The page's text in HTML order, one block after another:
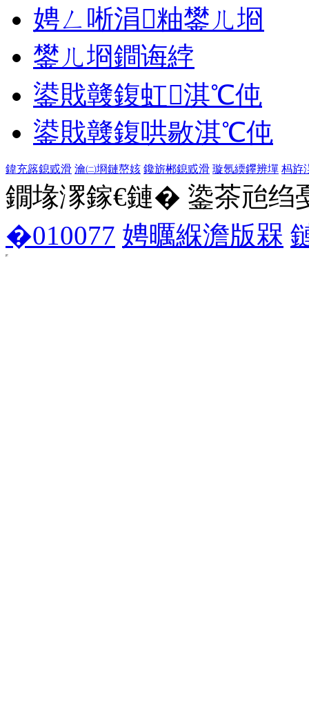
娉ㄥ唽涓粙鐢ㄦ埛
鐢ㄦ埛鐧诲綍
鍙戝竷鍑虹淇℃伅
鍙戝竷鍑哄敭淇℃伅
鍏充簬鎴戜滑 瀹㈡埛鏈嶅姟 鑱旂郴鎴戜滑 璇氬緛鑻辨墠 杩斿
鐗堟潈鎵€鏈� 鍌茶兘绉
�010077 娉曞緥澹版槑